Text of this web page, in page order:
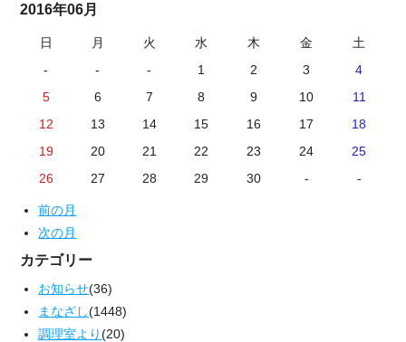
2016年06月
日 月 火 水 木 金
土
-
- - 1 2 3
4
5
6 7 8 9 10
11
12
13 14 15 16 17
18
19
20 21 22 23 24
25
26
27 28 29 30 - -
前の月
次の月
カテゴリー
お知らせ(36)
まなざし(1448)
調理室より(20)